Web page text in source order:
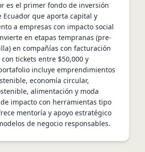
es el primer fondo de inversión
Ecuador que aporta capital y
a empresas con impacto social
en etapas tempranas (pre-
en compañías con facturación
tickets entre $50,000 y
incluye emprendimientos
economía circular,
alimentación y moda
impacto con herramientas tipo
mentoría y apoyo estratégico
de negocio responsables.